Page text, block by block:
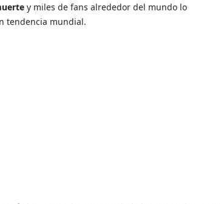
y miles de fans alrededor del mundo lo
tendencia mundial.